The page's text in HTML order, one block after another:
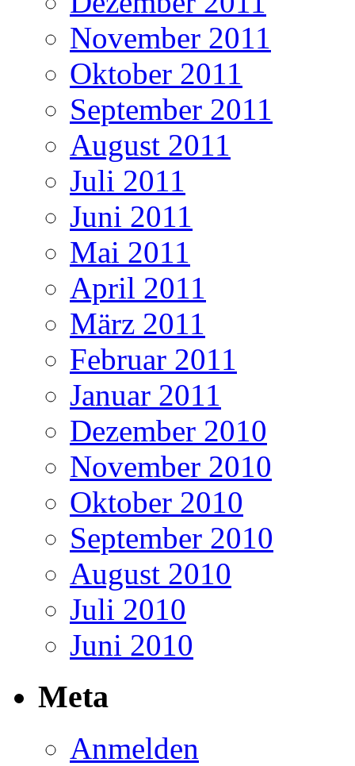
November 2011
Oktober 2011
September 2011
August 2011
Juli 2011
Juni 2011
Mai 2011
April 2011
März 2011
Februar 2011
Januar 2011
Dezember 2010
November 2010
Oktober 2010
September 2010
August 2010
Juli 2010
Juni 2010
Meta
Anmelden